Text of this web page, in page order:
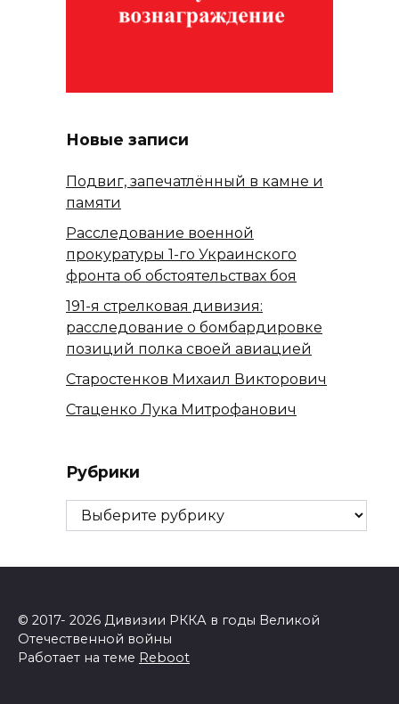
Новые записи
Подвиг, запечатлённый в камне и
памяти
Расследование военной
прокуратуры 1-го Украинского
фронта об обстоятельствах боя
191-я стрелковая дивизия:
расследование о бомбардировке
позиций полка своей авиацией
Старостенков Михаил Викторович
Стаценко Лука Митрофанович
Рубрики
Рубрики
© 2017- 2026 Дивизии РККА в годы Великой
Отечественной войны
Работает на теме Reboot